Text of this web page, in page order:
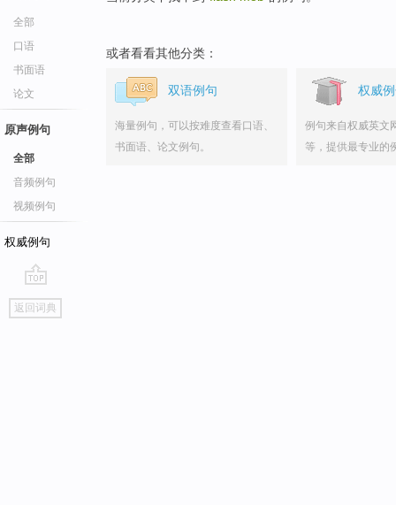
全部
口语
书面语
论文
原声例句
全部
音频例句
视频例句
权威例句
go
top
返回词典
或者看看其他分类：
双语例句
海量例句，可以按难度查看口语、
书面语、论文例句。
权威
例句来自权威英文
等，提供最专业的